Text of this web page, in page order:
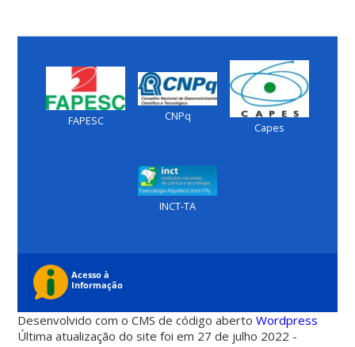
FAPESC
CNPq
Capes
INCT-TA
Desenvolvido com o CMS de código abertoWordpress
Última atualização do site foi em 27 de julho 2022 -